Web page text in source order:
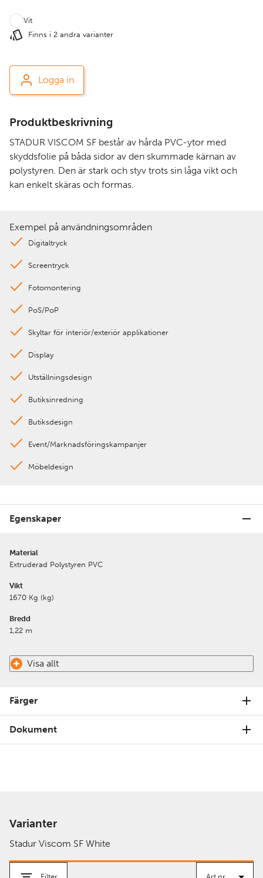
Vit
Finns i 2 andra varianter
Logga in
Produktbeskrivning
STADUR VISCOM SF består av hårda PVC-ytor med
skyddsfolie på båda sidor av den skummade kärnan av
polystyren. Den är stark och styv trots sin låga vikt och
kan enkelt skäras och formas.
Exempel på användningsområden
Digitaltryck
Screentryck
Fotomontering
PoS/PoP
Skyltar för interiör/exteriör applikationer
Display
Utställningsdesign
Butiksinredning
Butiksdesign
Event/Marknadsföringskampanjer
Möbeldesign
Egenskaper
Material
Extruderad Polystyren PVC
Vikt
1670 Kg (kg)
Bredd
1,22 m
Visa allt
Färger
Dokument
Varianter
Stadur Viscom SF White